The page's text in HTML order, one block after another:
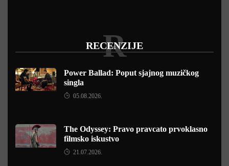
RECENZIJE
R
Power Ballad: Poput sjajnog muzičkog
singla
05.08.2026.
The Odyssey: Pravo pravcato prvoklasno
filmsko iskustvo
21.07.2026.